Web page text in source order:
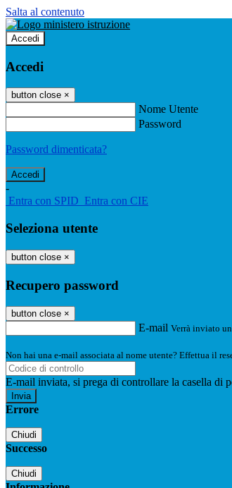
Salta al contenuto
Accedi
Accedi
button close ×
Nome Utente
Password
Password dimenticata?
-
Entra con SPID Entra con CIE
Seleziona utente
button close ×
Recupero password
button close ×
E-mail Verrà inviato
Non hai una e-mail associata al nome utente? Effettua il
E-mail inviata, si prega di controllare la casella di
Errore
Chiudi
Successo
Chiudi